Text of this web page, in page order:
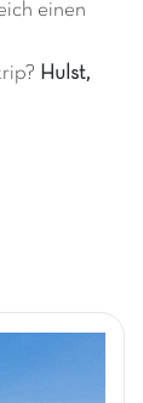
einen
Hulst,